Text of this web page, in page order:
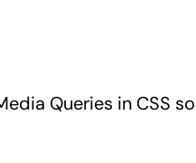
Queries in CSS